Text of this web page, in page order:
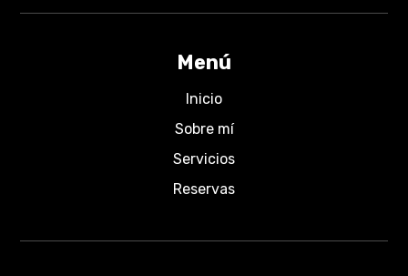
Menú
Inicio
Sobre mí
Servicios
Reservas